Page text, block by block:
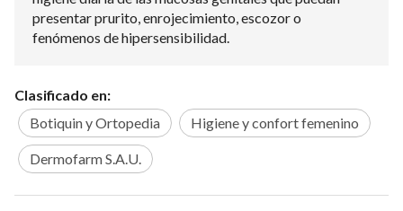
presentar prurito, enrojecimiento, escozor o
fenómenos de hipersensibilidad.
Clasificado en:
Botiquin y Ortopedia
Higiene y confort femenino
Dermofarm S.A.U.